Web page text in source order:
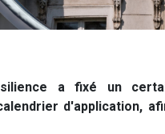
a fixé un
d'application,